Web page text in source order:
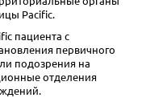
Pacific.
пациента с
первичного
подозрения на
отделения